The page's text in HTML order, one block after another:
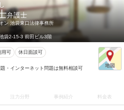
弁護士
ン 池袋東口法律事務所
袋2-15-3 前田ビル3階
用可 休日面談可
・インターネット問題は無料相談可
注力分野 事例紹介 料金表